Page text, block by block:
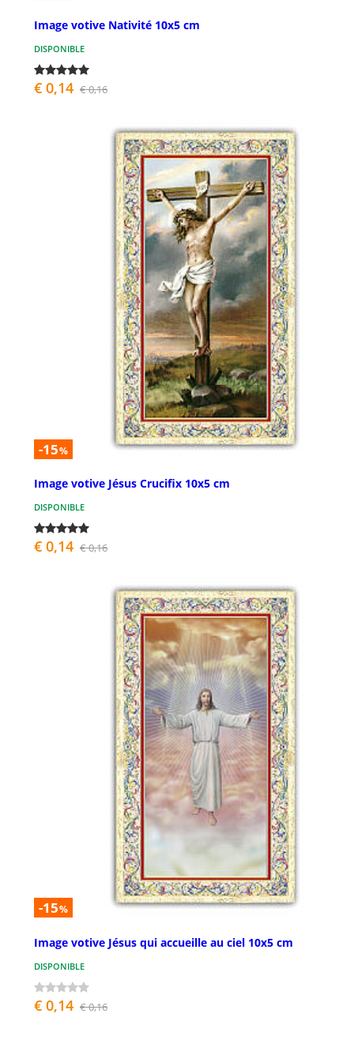
Image votive Nativité 10x5 cm
DISPONIBLE
€ 0,14 € 0,16
-15%
Image votive Jésus Crucifix 10x5 cm
DISPONIBLE
€ 0,14 € 0,16
-15%
Image votive Jésus qui accueille au ciel 10x5 cm
DISPONIBLE
€ 0,14 € 0,16